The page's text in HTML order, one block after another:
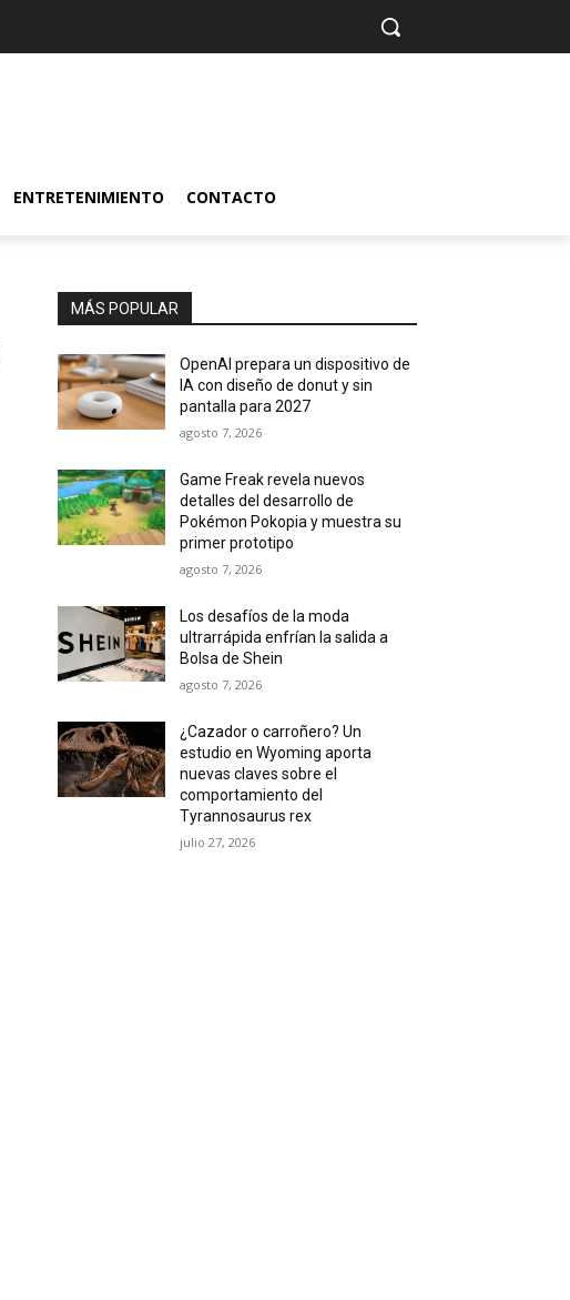
ENTRETENIMIENTO CONTACTO
MÁS POPULAR
OpenAI prepara un dispositivo de
IA con diseño de donut y sin
pantalla para 2027
agosto 7, 2026
Game Freak revela nuevos
detalles del desarrollo de
Pokémon Pokopia y muestra su
primer prototipo
agosto 7, 2026
Los desafíos de la moda
ultrarrápida enfrían la salida a
Bolsa de Shein
agosto 7, 2026
¿Cazador o carroñero? Un
estudio en Wyoming aporta
nuevas claves sobre el
comportamiento del
Tyrannosaurus rex
julio 27, 2026